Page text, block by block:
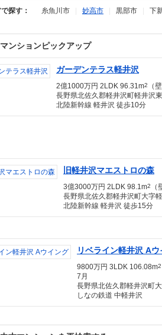
探す： 糸魚川市 妙高市 黒部市 下
ンションピックアップ
ガーデンテラス軽井沢
2億1000万円 2LDK 96.31m2
（
長野県北佐久郡軽井沢町軽井沢東
北陸新幹線 軽井沢 徒歩10分
旧軽井沢マエストロの森
3億3000万円 2LDK 98.1m2
長野県北佐久郡軽井沢町大字
北陸新幹線 軽井沢 徒歩15分
リベライン軽井沢 Aウ
9800万円 3LDK 106.08m2
7月
長野県北佐久郡軽井沢町
しなの鉄道 中軽井沢